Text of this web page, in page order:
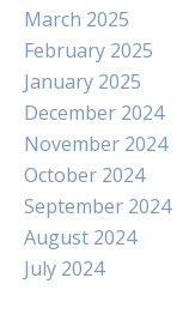
March 2025
February 2025
January 2025
December 2024
November 2024
October 2024
September 2024
August 2024
July 2024